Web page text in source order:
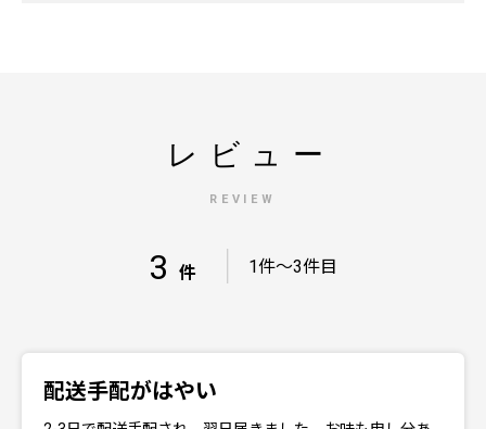
レビュー
REVIEW
3 件 1件～3件目
配送手配がはやい